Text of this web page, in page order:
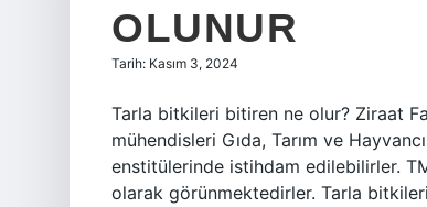
OLUNUR
Tarih: Kasım 3, 2024
Tarla bitkileri bitiren ne olur? Ziraat
mühendisleri Gıda, Tarım ve
enstitülerinde istihdam edilebilirler.
olarak görünmektedirler. Tarla